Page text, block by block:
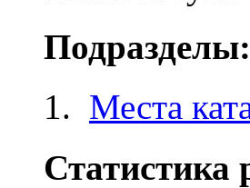
Подразделы:
Места
Статистика